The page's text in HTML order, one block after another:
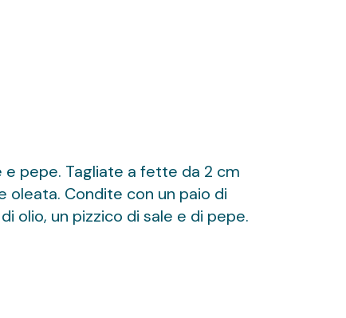
pepe. Tagliate a fette da 2 cm
Condite con un paio di
olio, un pizzico di sale e di pepe.